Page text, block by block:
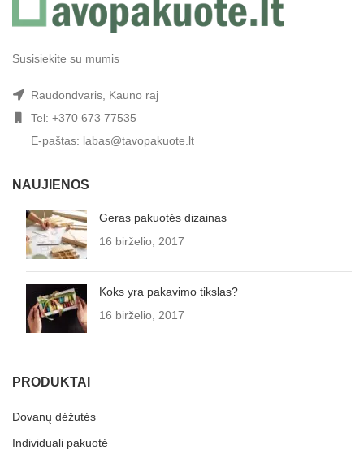
Susisiekite su mumis
Raudondvaris, Kauno raj
Tel: +370 673 77535
E-paštas: labas@tavopakuote.lt
NAUJIENOS
Geras pakuotės dizainas
16 birželio, 2017
Koks yra pakavimo tikslas?
16 birželio, 2017
PRODUKTAI
Dovanų dėžutės
Individuali pakuotė